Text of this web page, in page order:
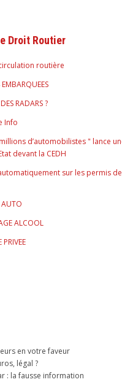
Droit Routier
routière
RADARS ?
Info
d’automobilistes " lance
devant la CEDH
sur les permis
AUTO
ALCOOL
PRIVEE
en votre faveur
légal ?
: la fausse information